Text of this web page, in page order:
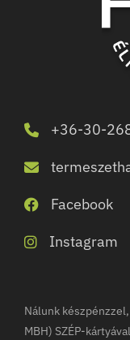
+36-30-
Facebook
Instagram
Nálunk
MBH) SZÉP-